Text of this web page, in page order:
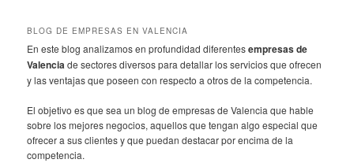
BLOG DE EMPRESAS EN VALENCIA
En este blog analizamos en profundidad diferentesempresas de
Valenciade sectores diversos para detallar los servicios que ofrecen
y las ventajas que poseen con respecto a otros de la competencia.
El objetivo es que sea un blog de empresas de Valencia que hable
sobre los mejores negocios, aquellos que tengan algo especial que
ofrecer a sus clientes y que puedan destacar por encima de la
competencia.